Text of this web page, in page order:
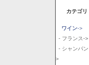
カテゴリ
ワイン->
- フランス->
- シャンパ
>